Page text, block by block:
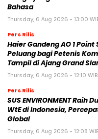
Bahasa
Thursday, 6 Aug 2026 - 13:00
Pers Rilis
Haier Gandeng AO 1 Point
Peluang bagi Petenis
Tampil di Ajang Grand
Thursday, 6 Aug 2026 - 12:10 WIB
Pers Rilis
SUS ENVIRONMENT Raih
WtE di Indonesia,
Global
Thursday, 6 Aug 2026 - 12:08